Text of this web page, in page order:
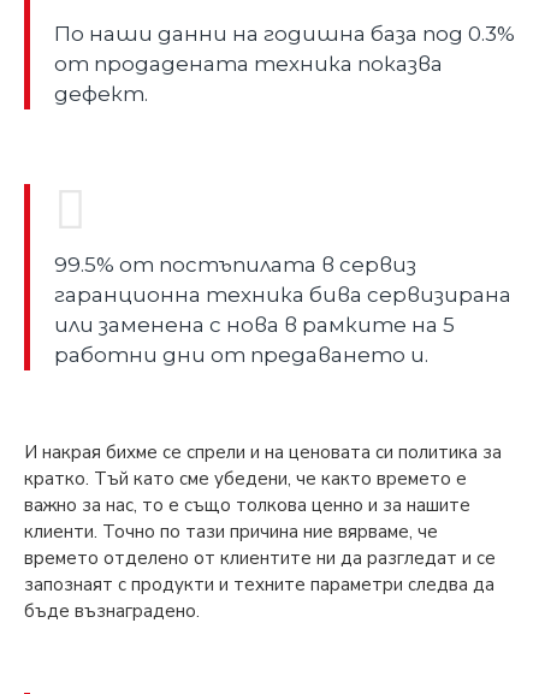
По наши данни на годишна база под 0.3%
от продадената техника показва
дефект.
99.5% от постъпилата в сервиз
гаранционна техника бива сервизирана
или заменена с нова в рамките на 5
работни дни от предаването и.
И накрая бихме се спрели и на ценовата си политика за
кратко. Тъй като сме убедени, че както времето е
важно за нас, то е също толкова ценно и за нашите
клиенти. Точно по тази причина ние вярваме, че
времето отделено от клиентите ни да разгледат и се
запознаят с продукти и техните параметри следва да
бъде възнаградено.